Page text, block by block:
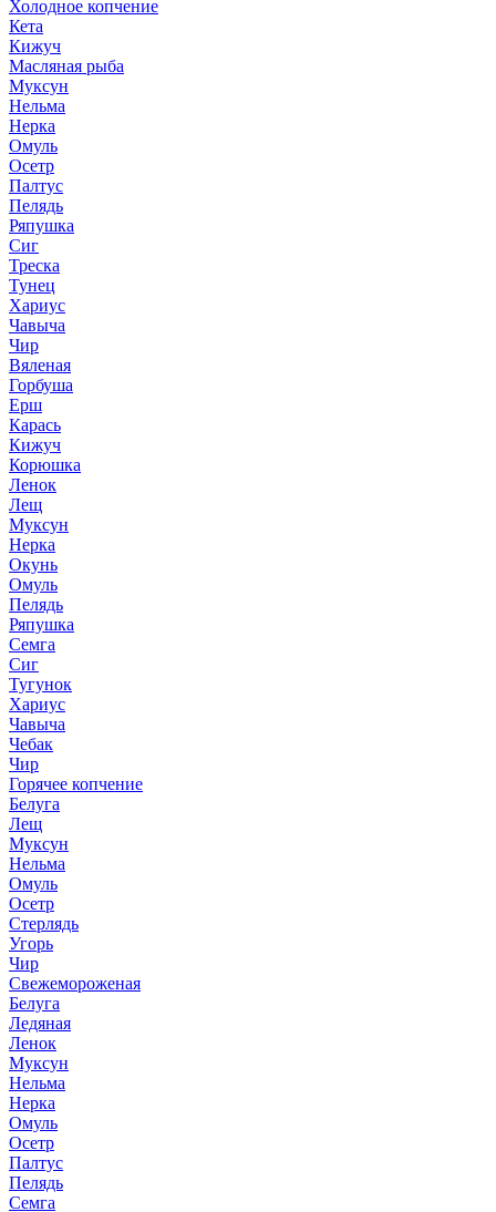
Холодное копчение
Кета
Кижуч
Масляная рыба
Муксун
Нельма
Нерка
Омуль
Осетр
Палтус
Пелядь
Ряпушка
Сиг
Треска
Тунец
Хариус
Чавыча
Чир
Вяленая
Горбуша
Ерш
Карась
Кижуч
Корюшка
Ленок
Лещ
Муксун
Нерка
Окунь
Омуль
Пелядь
Ряпушка
Семга
Сиг
Тугунок
Хариус
Чавыча
Чебак
Чир
Горячее копчение
Белуга
Лещ
Муксун
Нельма
Омуль
Осетр
Стерлядь
Угорь
Чир
Свежемороженая
Белуга
Ледяная
Ленок
Муксун
Нельма
Нерка
Омуль
Осетр
Палтус
Пелядь
Семга